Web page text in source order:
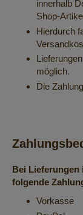
innerhalb
Shop-
Hierdurch
möglich.
Die
Bei Lieferungen
folgende
Vorkasse